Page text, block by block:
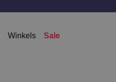
Winkels Sale